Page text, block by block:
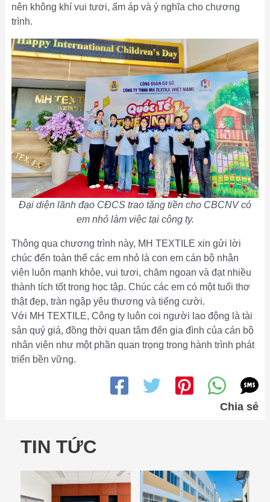
nên không khí vui tươi, ấm áp và ý nghĩa cho chương
trình.
Đại diện lãnh đạo CĐCS trao tặng tiền cho CBCNV có
em nhỏ làm việc tại công ty.
Thông qua chương trình này, MH TEXTILE xin gửi lời
chúc đến toàn thể các em nhỏ là con em cán bộ nhân
viên luôn mạnh khỏe, vui tươi, chăm ngoan và đạt nhiều
thành tích tốt trong học tập. Chúc các em có một tuổi thơ
thật đẹp, tràn ngập yêu thương và tiếng cười.
Với MH TEXTILE, Công ty luôn coi người lao động là tài
sản quý giá, đồng thời quan tâm đến gia đình của cán bộ
nhân viên như một phần quan trọng trong hành trình phát
triển bền vững.
Chia sẻ
TIN TỨC